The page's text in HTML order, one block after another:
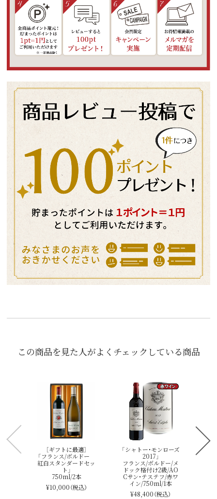
この商品を見た人がよくチェックしている商品
［ギフトに最適］
「フランス/ボルドー
紅白スタンダードセッ
ト」
750ml/2本
¥10,000（税込）
「シャトー・モンローズ
2017」
フランス/ボルドー/メ
ドック格付け2級/AO
Cサン・テステフ/赤ワ
イン/750ml/1本
¥48,400（税込）